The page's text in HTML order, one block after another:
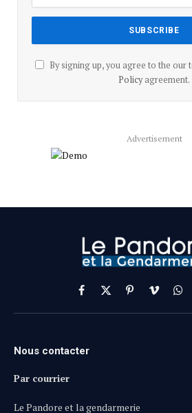
By signing up, you agree to the our
Policyagreement.
Advertisement
Facebook
X
(Twitter)
PinterestVimeo
Nous contacter
Par courrier
Le Pandore et la gendarmerie